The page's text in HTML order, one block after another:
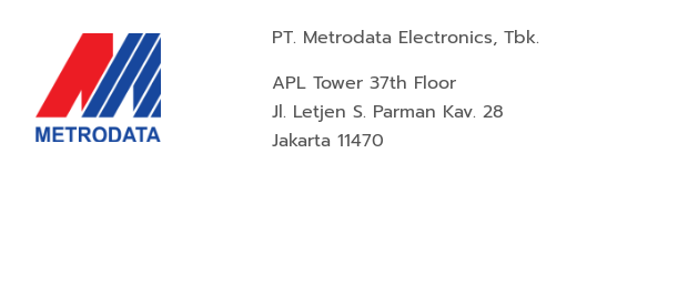
PT. Metrodata Electronics, Tbk.
APL Tower 37th Floor
Jl. Letjen S. Parman Kav. 28
Jakarta 11470